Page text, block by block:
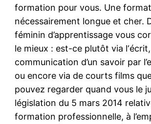
formation pour vous. Une
nécessairement longue et cher.
féminin d’apprentissage vous
le mieux : est-ce plutôt via
communication d’un savoir par
ou encore via de courts films
pouvez regarder quand vous le
législation du 5 mars 2014
formation professionnelle, à